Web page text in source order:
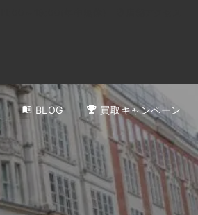
BLOG 買取キャンペーン